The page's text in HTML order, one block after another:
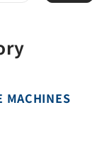
MACHINES